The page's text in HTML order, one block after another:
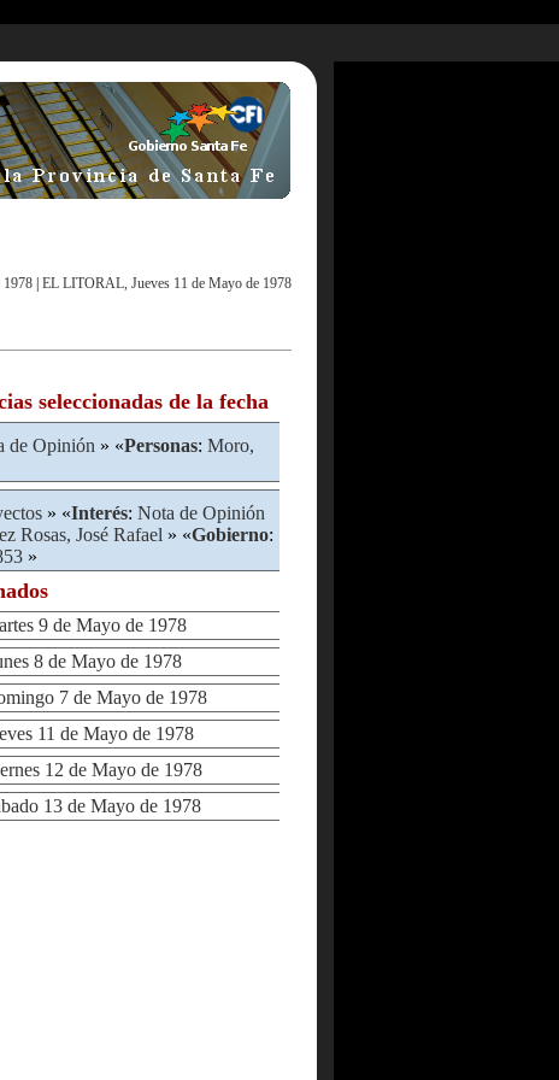
EL LITORAL, Jueves 11 de Mayo de 1978
seleccionadas de la fecha
de Opinión » «Personas: Moro,
» «Interés: Nota de Opinión
Rosas, José Rafael » «Gobierno:
»
9 de Mayo de 1978
8 de Mayo de 1978
7 de Mayo de 1978
11 de Mayo de 1978
12 de Mayo de 1978
13 de Mayo de 1978